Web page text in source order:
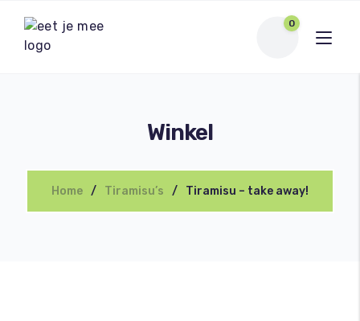
0
Winkel
Home Tiramisu’s Tiramisu – take away!